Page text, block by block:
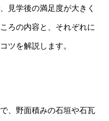
見学後の満足度が大きく
ろの内容と、それぞれに
ツを解説します。
、野面積みの石垣や石瓦